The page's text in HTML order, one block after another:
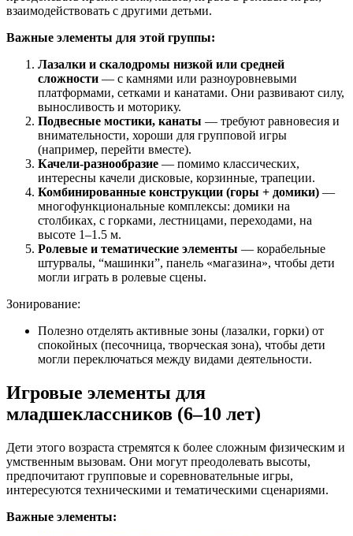
взаимодействовать с другими детьми.
Важные элементы для этой группы:
Лазалки и скалодромы низкой или средней
сложности — с камнями или разноуровневыми
платформами, сетками и канатами. Они развивают силу,
выносливость и моторику.
Подвесные мостики, канаты — требуют равновесия и
внимательности, хороши для групповой игры
(например, перейти вместе).
Качели-разнообразие — помимо классических,
интересны качели дисковые, корзинные, трапеции.
Комбинированные конструкции (горы + домики) —
многофункциональные комплексы: домики на
столбиках, с горками, лестницами, переходами, на
высоте 1–1.5 м.
Ролевые и тематические элементы — корабельные
штурвалы, “машинки”, панель «магазина», чтобы дети
могли играть в ролевые сцены.
Зонирование:
Полезно отделять активные зоны (лазалки, горки) от
спокойных (песочница, творческая зона), чтобы дети
могли переключаться между видами деятельности.
Игровые элементы для
младшеклассников (6–10 лет)
Дети этого возраста стремятся к более сложным физическим и
умственным вызовам. Они могут преодолевать высоты,
предпочитают групповые и соревновательные игры,
интересуются техническими и тематическими сценариями.
Важные элементы: